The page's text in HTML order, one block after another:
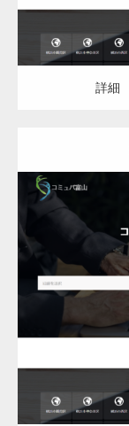
詳細